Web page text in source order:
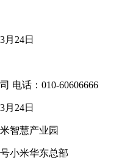
月24日
电话：010-60606666
月24日
智慧产业园
小米华东总部